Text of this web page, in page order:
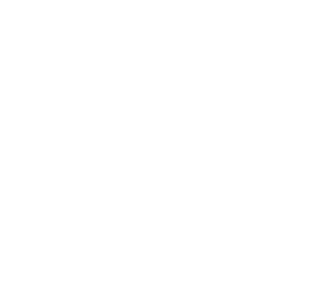
をご了承ください。
基づき作成されるも
ことをご了承くださ
さい。
ないようお願いしま
ーズにご登録され
ル類) : 1000ppm、
) : 1000ppm、
｢規制貨物等」とい
引許可)を取得する
う必要な手段を講じ
びにこれらの製造装
者に通知します。
合は、取り引きをい
のオムロン制御